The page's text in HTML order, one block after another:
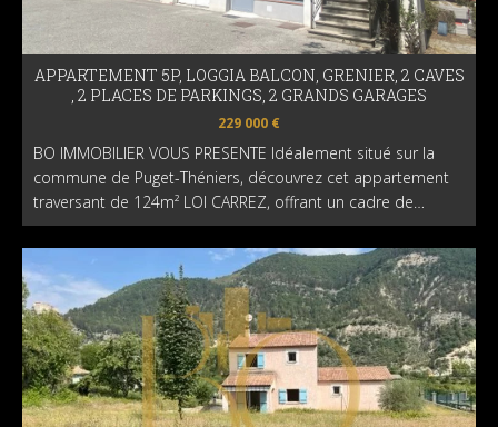
APPARTEMENT 5P, LOGGIA BALCON, GRENIER, 2 CAVES
, 2 PLACES DE PARKINGS, 2 GRANDS GARAGES
229 000 €
BO IMMOBILIER VOUS PRESENTE Idéalement situé sur la
commune de Puget-Théniers, découvrez cet appartement
traversant de 124m² LOI CARREZ, offrant un cadre de…